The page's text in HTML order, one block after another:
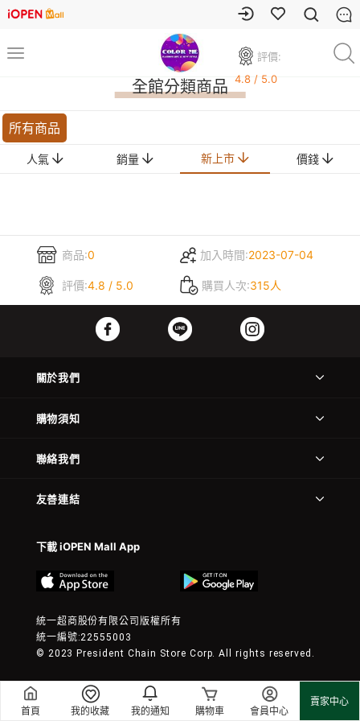
首頁 我的收藏 我的通知 購物車 會員中心
賣家中心
評價:
4.8 / 5.0
全館分類商品
所有商品
人氣 銷量 新上市 價錢
商品:0 加入時間:2023-07-04
評價:4.8 / 5.0 購買人次:315人
關於我們
購物須知
聯絡我們
友善連結
下載 iOPEN Mall App
統一超商股份有限公司版權所有
統一編號:22555003
© 2023 President Chain Store Corp. All rights reserved.